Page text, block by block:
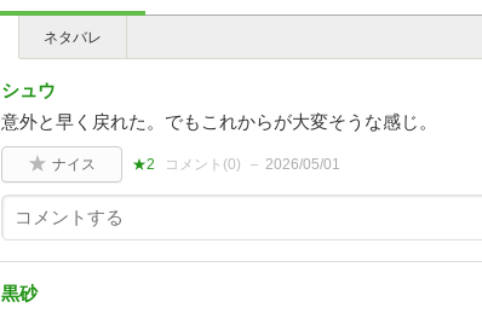
ネタバレ
シュウ
意外と早く戻れた。でもこれからが大変そうな感じ。
ナイス ★2 コメント(0) 2026/05/01
黒砂